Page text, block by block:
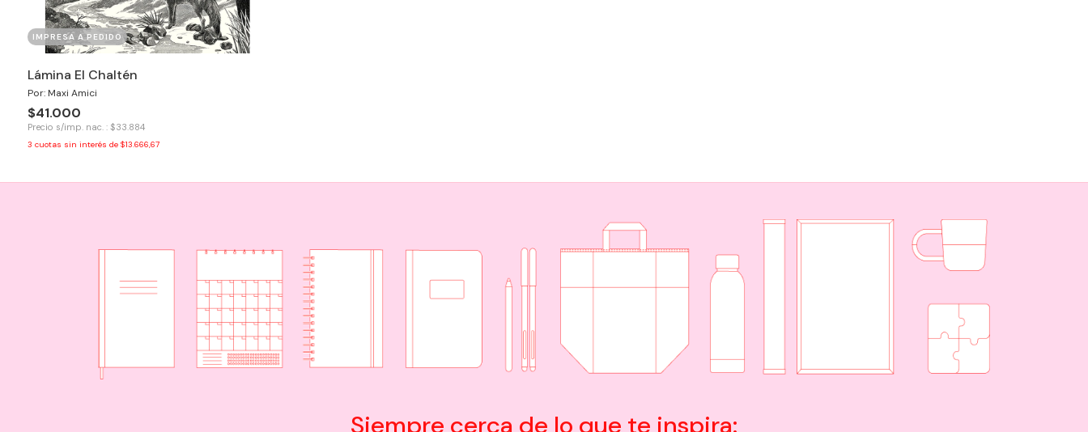
IMPRESA A PEDIDO
Lámina El Chaltén
Por: Maxi Amici
$41.000
Precio s/imp. nac. : $33.884
3 cuotas sin interés de $13.666,67
Siempre cerca de lo que te inspira: